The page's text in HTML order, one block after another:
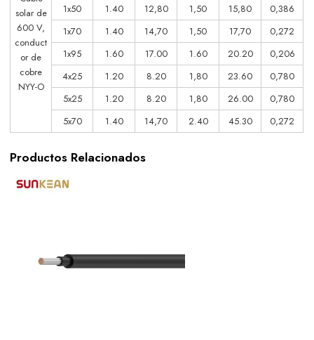
solar de
600 V,
conduct
or de
cobre
NYY-O
1x50 1.40 12,80 1,50 15,80
0,386
1x70
1.40 14,70 1,50 17,70
0,272
1x95
1.60 17.00 1.60 20.20
0,206
4x25
1.20 8.20 1,80 23.60
0,780
5x25
1.20 8.20 1,80 26.00
0,780
5x70
1.40 14,70 2.40 45.30 0,272
Productos Relacionados